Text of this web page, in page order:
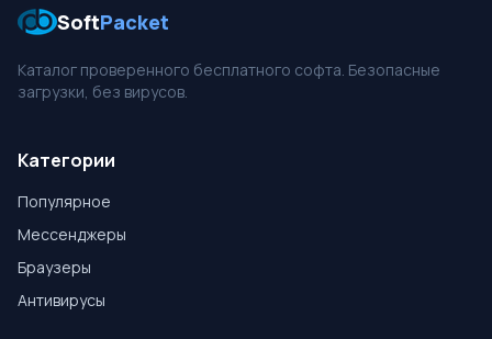
SoftPacket
Каталог проверенного бесплатного софта. Безопасные
загрузки, без вирусов.
Категории
Популярное
Мессенджеры
Браузеры
Антивирусы